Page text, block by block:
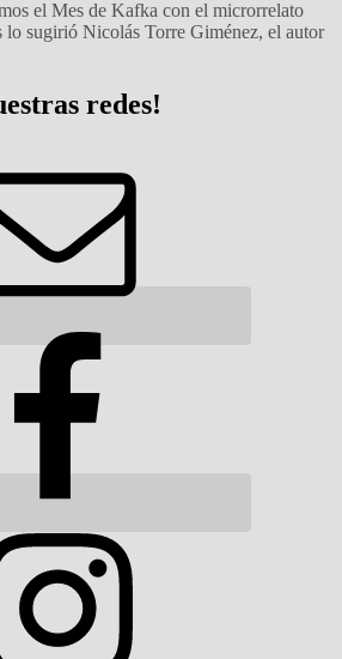
el Mes de Kafka con el microrrelato
lo sugirió Nicolás Torre Giménez, el autor
redes!